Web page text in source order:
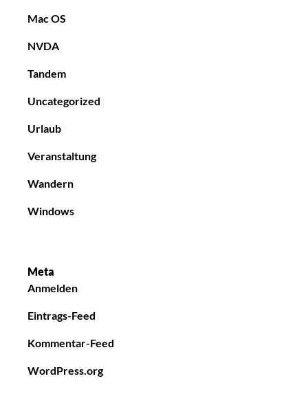
Mac OS
NVDA
Tandem
Uncategorized
Urlaub
Veranstaltung
Wandern
Windows
Meta
Anmelden
Eintrags-Feed
Kommentar-Feed
WordPress.org